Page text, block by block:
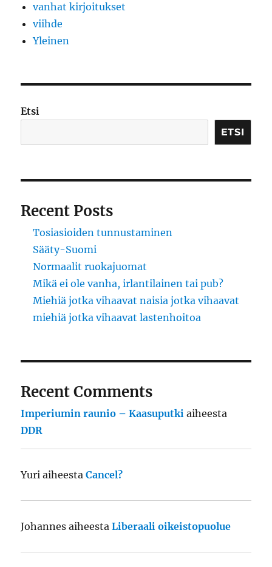
vanhat kirjoitukset
viihde
Yleinen
Etsi
ETSI
Recent Posts
Tosiasioiden tunnustaminen
Sääty-Suomi
Normaalit ruokajuomat
Mikä ei ole vanha, irlantilainen tai pub?
Miehiä jotka vihaavat naisia jotka vihaavat
miehiä jotka vihaavat lastenhoitoa
Recent Comments
Imperiumin raunio – Kaasuputki aiheesta
DDR
Yuri aiheestaCancel?
Johannes aiheestaLiberaali oikeistopuolue